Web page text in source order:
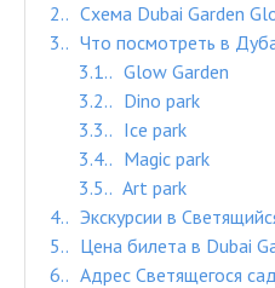
2.
Схема Dubai Garden
3.
Что посмотреть в
3.1.
Glow Garden
3.2.
Dino park
3.3.
Ice park
3.4.
Magic park
3.5.
Art park
4.
Экскурсии в
5.
Цена билета в Dubai
6.
Адрес Светящегося